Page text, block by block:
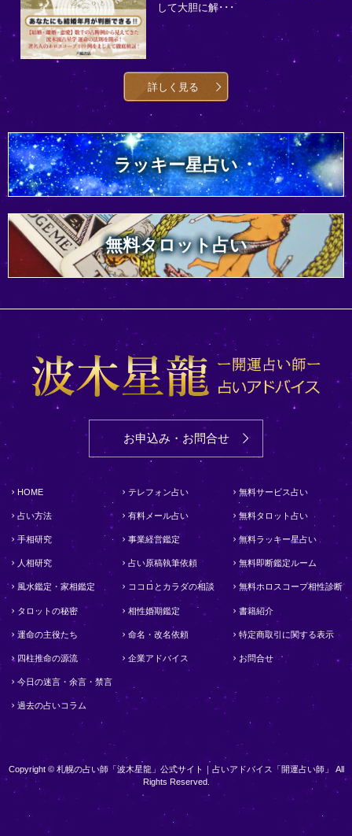
して大胆に解･･･
詳しく見る
ラッキー星占い
無料タロット占い
お申込み・お問合せ
HOME
占い方法
手相研究
人相研究
風水鑑定・家相鑑定
タロットの秘密
運命の主役たち
四柱推命の源流
今日の迷言・余言・禁言
過去の占いコラム
テレフォン占い
有料メール占い
事業経営鑑定
占い原稿執筆依頼
ココロとカラダの相談
相性婚期鑑定
命名・改名依頼
企業アドバイス
無料サービス占い
無料タロット占い
無料ラッキー星占い
無料即断鑑定ルーム
無料ホロスコープ相性診断
書籍紹介
特定商取引に関する表示
お問合せ
Copyright © 札幌の占い師「波木星龍」公式サイト｜占いアドバイス「開運占い師」 All
Rights Reserved.